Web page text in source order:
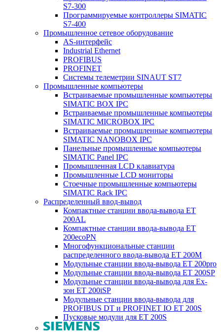
S7-300
Программируемые контроллеры SIMATIC
S7-400
Промышленное сетевое оборудование
AS-интерфейс
Industrial Ethernet
PROFIBUS
PROFINET
Системы телеметрии SINAUT ST7
Промышленные компьютеры
Встраиваемые промышленные компьютеры
SIMATIC BOX IPC
Встраиваемые промышленные компьютеры
SIMATIC MICROBOX IPC
Встраиваемые промышленные компьютеры
SIMATIC NANOBOX IPC
Панельные промышленные компьютеры
SIMATIC Panel IPC
Промышленная LCD клавиатура
Промышленные LCD мониторы
Стоечные промышленные компьютеры
SIMATIC Rack IPC
Распределенный ввод-вывод
Компактные станции ввода-вывода ET
200AL
Компактные станции ввода-вывода ET
200ecoPN
Многофункциональные станции
распределенного ввода-вывода ET 200M
Модульные станции ввода-вывода ET 200pro
Модульные станции ввода-вывода ET 200SP
Модульные станции ввода-вывода для Ex-
зон ET 200iSP
Модульные станции ввода-вывода для
PROFIBUS DT и PROFINET IO ET 200S
Пусковые модули для ET 200S